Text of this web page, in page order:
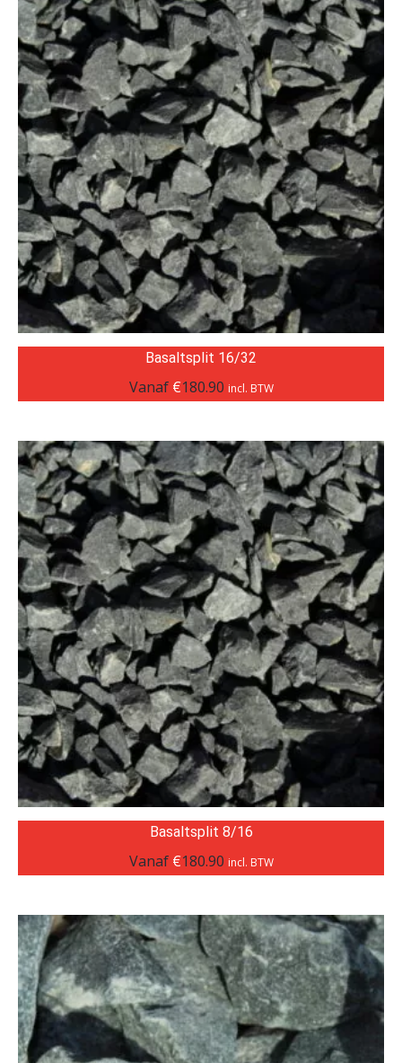
Basaltsplit 16/32
Vanaf €180.90 incl. BTW
Basaltsplit 8/16
Vanaf €180.90 incl. BTW